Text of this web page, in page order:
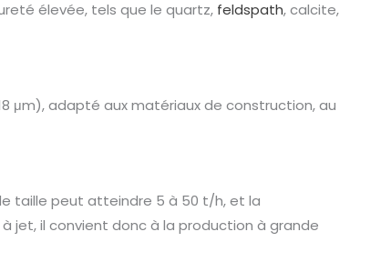
élevée, tels que le quartz, feldspath, calcite,
μm), adapté aux matériaux de construction, au
taille peut atteindre 5 à 50 t/h, et la
jet, il convient donc à la production à grande